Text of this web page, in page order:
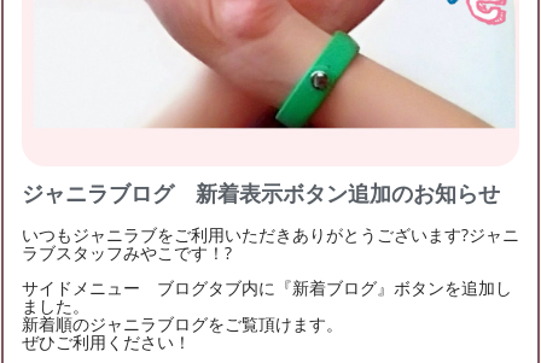
(3) 2019年1月(3) 2018年12月
ジャニラブログ 新着表示ボタン追加のお知らせ
いつもジャニラブをご利用いただきありがとうございます?ジャニ
ラブスタッフみやこです！?
サイドメニュー ブログタブ内に『新着ブログ』ボタンを追加し
ました。
新着順のジャニラブログをご覧頂けます。
ぜひご利用ください！